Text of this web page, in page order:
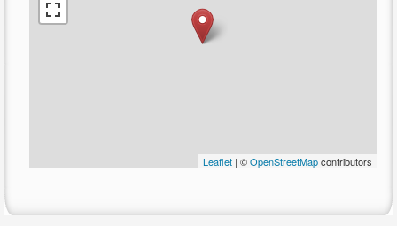
Leaflet | ©OpenStreetMapcontributors